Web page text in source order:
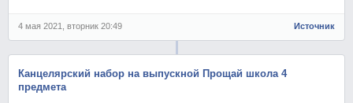
4 мая 2021, вторник 20:49 Источник
Канцелярский набор на выпускной Прощай школа 4
предмета